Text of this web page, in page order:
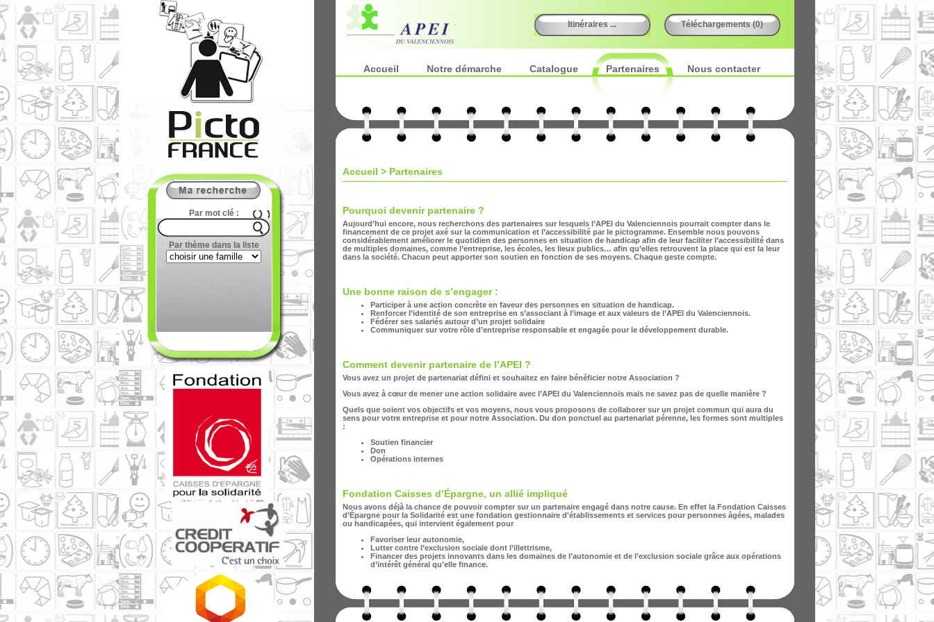
Par mot clé :
Par thème dans la liste
Téléchargements (0)
Itinéraires ...
Accueil Notre démarche Catalogue Partenaires Nous contacter
Accueil > Partenaires
Pourquoi devenir partenaire ?
Aujourd’hui encore, nous recherchons des partenaires sur lesquels l’APEI du Valenciennois pourrait compter dans le
financement de ce projet axé sur la communication et l’accessibilité par le pictogramme. Ensemble nous pouvons
considérablement améliorer le quotidien des personnes en situation de handicap afin de leur faciliter l’accessibilité dans
de multiples domaines, comme l’entreprise, les écoles, les lieux publics… afin qu’elles retrouvent la place qui est la leur
dans la société. Chacun peut apporter son soutien en fonction de ses moyens. Chaque geste compte.
Une bonne raison de s’engager :
Participer à une action concrète en faveur des personnes en situation de handicap.
Renforcer l’identité de son entreprise en s’associant à l’image et aux valeurs de l’APEI du Valenciennois.
Fédérer ses salariés autour d’un projet solidaire
Communiquer sur votre rôle d’entreprise responsable et engagée pour le développement durable.
Comment devenir partenaire de l’APEI ?
Vous avez un projet de partenariat défini et souhaitez en faire bénéficier notre Association ?
Vous avez à cœur de mener une action solidaire avec l’APEI du Valenciennois mais ne savez pas de quelle manière ?
Quels que soient vos objectifs et vos moyens, nous vous proposons de collaborer sur un projet commun qui aura du
sens pour votre entreprise et pour notre Association. Du don ponctuel au partenariat pérenne, les formes sont multiples
:
Soutien financier
Don
Opérations internes
Fondation Caisses d’Épargne, un allié impliqué
Nous avons déjà la chance de pouvoir compter sur un partenaire engagé dans notre cause. En effet la Fondation Caisses
d’Épargne pour la Solidarité est une fondation gestionnaire d'établissements et services pour personnes âgées, malades
ou handicapées, qui intervient également pour
Favoriser leur autonomie,
Lutter contre l’exclusion sociale dont l’illettrisme,
Financer des projets innovants dans les domaines de l’autonomie et de l’exclusion sociale grâce aux opérations
d’intérêt général qu’elle finance.